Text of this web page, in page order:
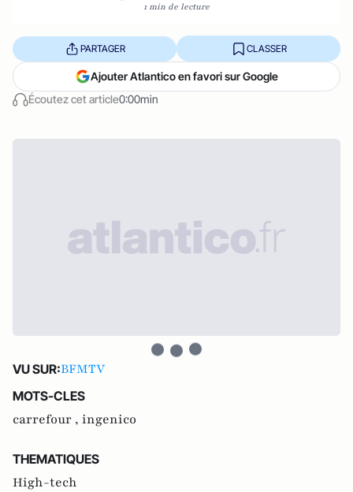
1 min de lecture
Écoutez cet article0:00min
PARTAGER CLASSER
Ajouter Atlantico en favori sur Google
VU SUR:BFMTV
MOTS-CLES
carrefour , ingenico
THEMATIQUES
High-tech